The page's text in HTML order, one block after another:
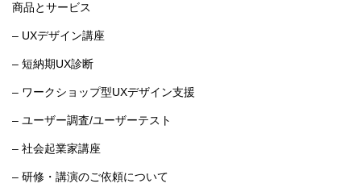
商品とサービス
– UXデザイン講座
– 短納期UX診断
– ワークショップ型UXデザイン支援
– ユーザー調査/ユーザーテスト
– 社会起業家講座
– 研修・講演のご依頼について